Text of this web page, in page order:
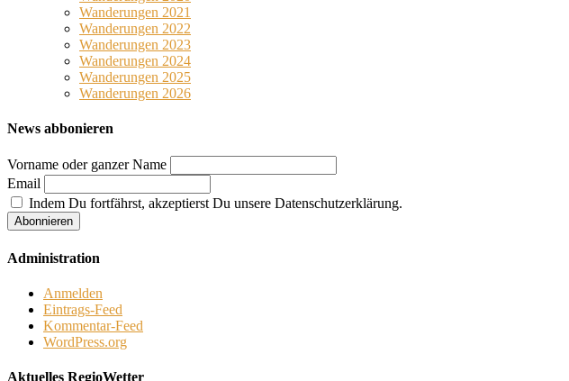
Wanderungen 2021
Wanderungen 2022
Wanderungen 2023
Wanderungen 2024
Wanderungen 2025
Wanderungen 2026
News abbonieren
Vorname oder ganzer Name
Email
Indem Du fortfährst, akzeptierst Du unsere Datenschutzerklärung.
Administration
Anmelden
Eintrags-Feed
Kommentar-Feed
WordPress.org
Aktuelles RegioWetter